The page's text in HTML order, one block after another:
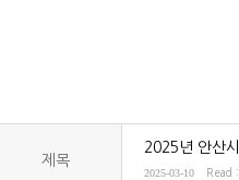
제목
2025년 안산
2025-03-10 Read